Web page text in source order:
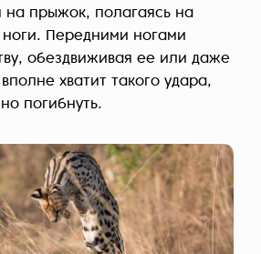
на прыжок, полагаясь на
Передними ногами
обездвиживая ее или даже
хватит такого удара,
погибнуть.